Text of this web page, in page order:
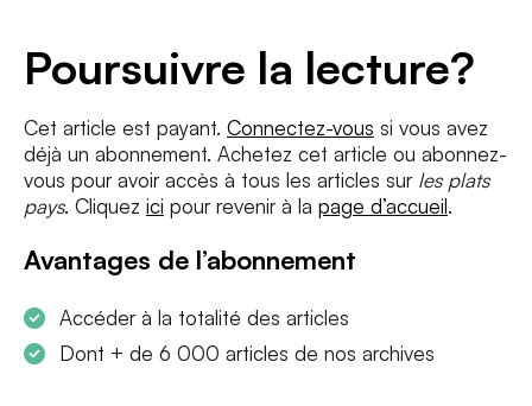
Poursuivre la lecture?
Cet article est payant. Connectez-vous si vous avez
déjà un abonnement. Achetez cet article ou abonnez-
vous pour avoir accès à tous les articles sur les plats
pays. Cliquez ici pour revenir à la page d’accueil.
Avantages de l’abonnement
Accéder à la totalité des articles
Dont + de 6 000 articles de nos archives
J'accepte les termes et conditions etla politique de confidentialité
S'INSCRIRE